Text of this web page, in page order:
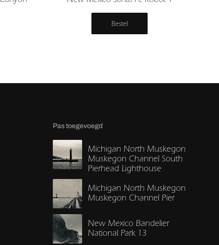
Bestel
Pas toegevoegd
Michigan North Muskegon
Muskegon Channel South
Pierhead Lighthouse
Michigan North Muskegon
Muskegon Channel Pier
New Mexico Bandelier
National Park 13